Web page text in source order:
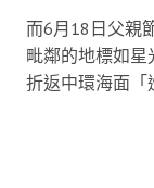
而6月18日父親
毗鄰的地標如星
折返中環海面「